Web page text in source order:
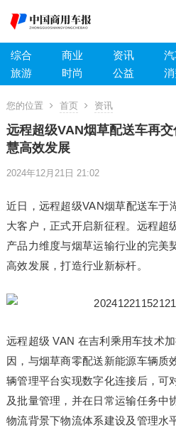
综合 商业 资讯
旅游
时尚 公益
您的位置 首页 资讯
远程超级VAN烟草配送车再
慧高效发展
2024年12月21日 21:02
近日，远程超级VAN烟草配送车于
大客户，正式开启新征程。远程超
产品力维度与烟草运输行业的完美
高效发展，打造行业新标杆。
远程超级 VAN 在吉利乘用车技术
因，与烟草商零配送新能源车辆质
辆管理平台实现数字化连接后，可
及批量管理，并在日常运输任务中
物流背景下物流体系建设及管理水